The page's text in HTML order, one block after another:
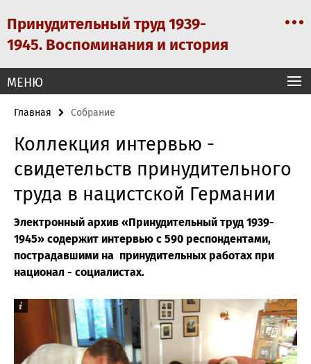
direkt
zu
Принудительный труд 1939-
1945. Воспоминания и история
Сервисная
навигация
MEНЮ
Главная Собрание
Коллекция интервью -
свидетельств принудительного
труда в нацистской Германии
Электронный архив «Принудительный труд 1939-
1945» содержит интервью с 590 респондентами,
пострадавшими на принудительных работах при
национал - социалистах.